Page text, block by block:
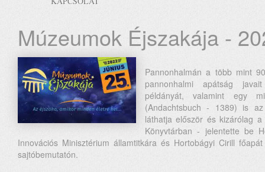
Múzeumok Éjszakája -
Pannonhalmán a több mint
pannonhalmi apátság
példányát, valamint egy
(Andachtsbuch - 1389) is
láthatja először és kizárólag
Könyvtárban - jelentette be
Innovációs Minisztérium államtitkára és Hortobágyi Cirill
sajtóbemutatón.